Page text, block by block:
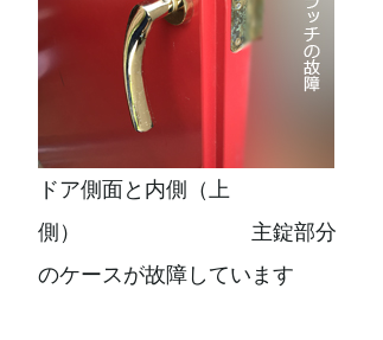
ドア側面と内側（上
側） 主錠部分
のケースが故障しています